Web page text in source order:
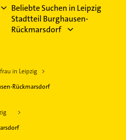
Beliebte Suchen in Leipzig
Stadtteil Burghausen-
Rückmarsdorf
in Leipzig
Rückmarsdorf